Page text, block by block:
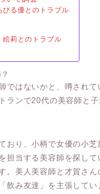
びる優とのトラブル
絵莉とのトラブル
ではないかと、噂され
ランで20代の美容師と
おり、小柄で女優の小
担当する美容師を探し
。美人美容師と才賀さ
飲み友達」を主張してい